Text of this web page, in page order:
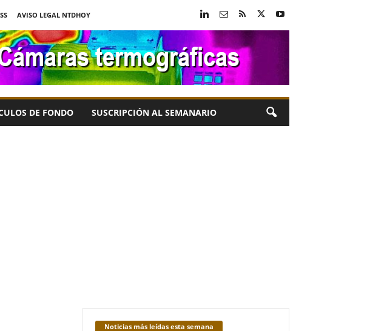
AVISO LEGAL NTDHOY
DE FONDO SUSCRIPCIÓN AL SEMANARIO
Noticias más leídas esta semana